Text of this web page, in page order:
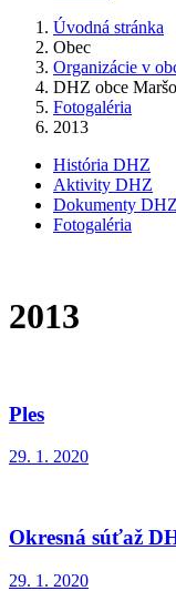
Úvodná stránka
Obec
Organizácie v
DHZ obce
Fotogaléria
2013
História DHZ
Aktivity DHZ
Dokumenty DHZ
Fotogaléria
2013
Ples
29. 1. 2020
Okresná súťaž
29. 1. 2020